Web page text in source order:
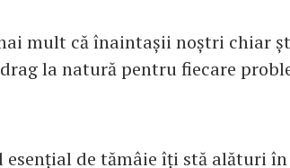
mult că înaintașii noștri chiar
la natură pentru fiecare
de tămâie îți stă alături